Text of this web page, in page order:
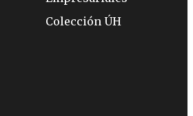
Colección ÚH